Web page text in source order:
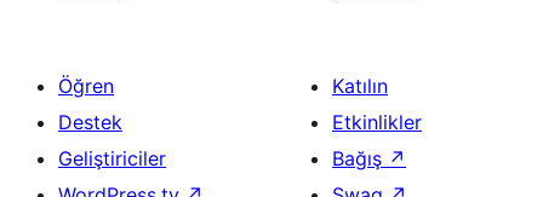
Öğren
Destek
Geliştiriciler
Katılın
Etkinlikler
Bağış ↗